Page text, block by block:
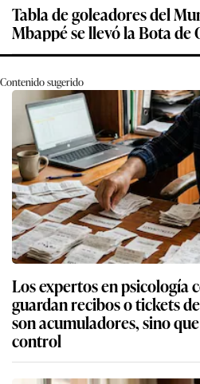
Tabla de goleadores del
Mbappé se llevó la Bota de
Contenido sugerido
Los expertos en psicología
guardan recibos o tickets
son acumuladores, sino
control